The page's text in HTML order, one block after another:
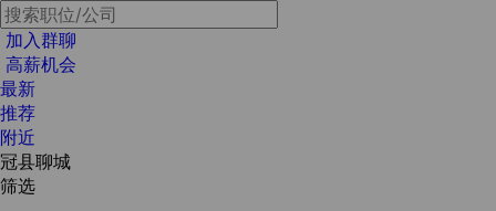
加入群聊
高薪机会
最新
推荐
附近
冠县聊城
筛选